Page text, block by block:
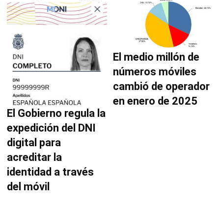
El Gobierno regula la
expedición del DNI
digital para
acreditar la
identidad a través
del móvil
El medio millón de
números móviles
cambió de operador
en enero de 2025